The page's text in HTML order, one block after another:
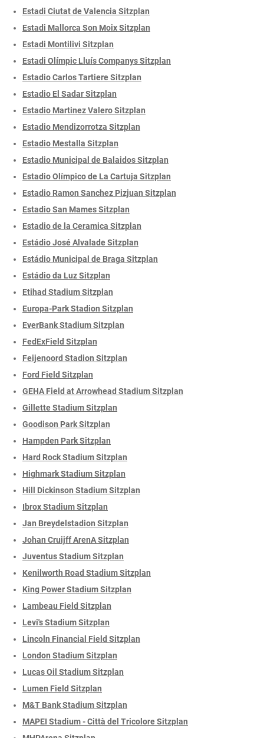
Estadi Ciutat de Valencia Sitzplan
Estadi Mallorca Son Moix Sitzplan
Estadi Montilivi Sitzplan
Estadi Olímpic Lluís Companys Sitzplan
Estadio Carlos Tartiere Sitzplan
Estadio El Sadar Sitzplan
Estadio Martinez Valero Sitzplan
Estadio Mendizorrotza Sitzplan
Estadio Mestalla Sitzplan
Estadio Municipal de Balaidos Sitzplan
Estadio Olímpico de La Cartuja Sitzplan
Estadio Ramon Sanchez Pizjuan Sitzplan
Estadio San Mames Sitzplan
Estadio de la Ceramica Sitzplan
Estádio José Alvalade Sitzplan
Estádio Municipal de Braga Sitzplan
Estádio da Luz Sitzplan
Etihad Stadium Sitzplan
Europa-Park Stadion Sitzplan
EverBank Stadium Sitzplan
FedExField Sitzplan
Feijenoord Stadion Sitzplan
Ford Field Sitzplan
GEHA Field at Arrowhead Stadium Sitzplan
Gillette Stadium Sitzplan
Goodison Park Sitzplan
Hampden Park Sitzplan
Hard Rock Stadium Sitzplan
Highmark Stadium Sitzplan
Hill Dickinson Stadium Sitzplan
Ibrox Stadium Sitzplan
Jan Breydelstadion Sitzplan
Johan Cruijff ArenA Sitzplan
Juventus Stadium Sitzplan
Kenilworth Road Stadium Sitzplan
King Power Stadium Sitzplan
Lambeau Field Sitzplan
Levi's Stadium Sitzplan
Lincoln Financial Field Sitzplan
London Stadium Sitzplan
Lucas Oil Stadium Sitzplan
Lumen Field Sitzplan
M&T Bank Stadium Sitzplan
MAPEI Stadium - Città del Tricolore Sitzplan